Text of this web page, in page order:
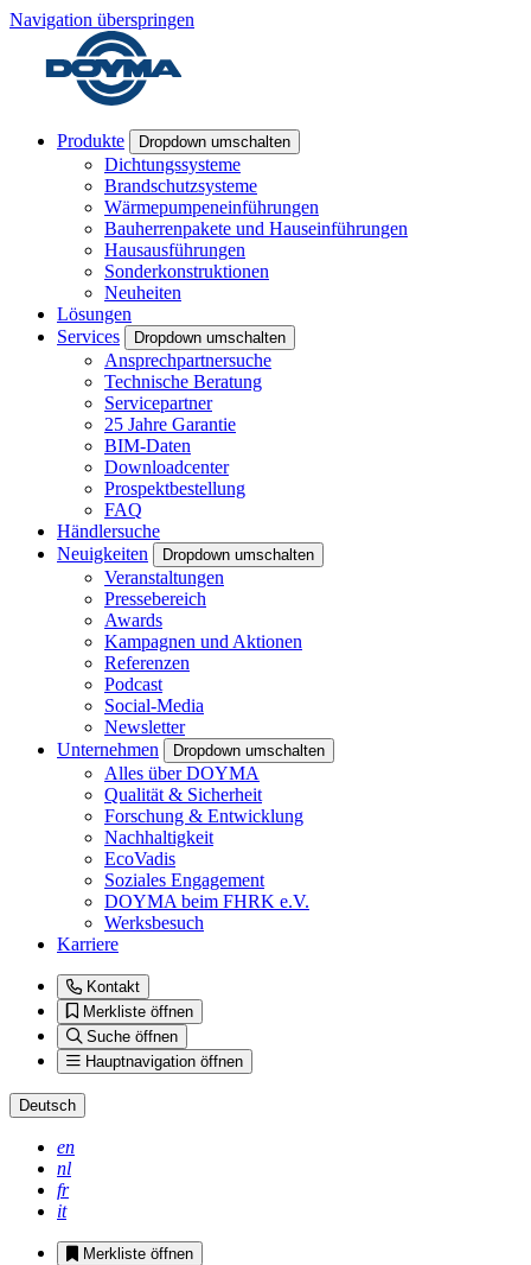
Navigation überspringen
Produkte Dropdown umschalten
Dichtungssysteme
Brandschutzsysteme
Wärmepumpeneinführungen
Bauherrenpakete und Hauseinführungen
Hausausführungen
Sonderkonstruktionen
Neuheiten
Lösungen
Services
Dropdown umschalten
Ansprechpartnersuche
Technische Beratung
Servicepartner
25 Jahre Garantie
BIM-Daten
Downloadcenter
Prospektbestellung
FAQ
Händlersuche
Neuigkeiten
Dropdown umschalten
Veranstaltungen
Pressebereich
Awards
Kampagnen und Aktionen
Referenzen
Podcast
Social-Media
Newsletter
Unternehmen
Dropdown umschalten
Alles über DOYMA
Qualität & Sicherheit
Forschung & Entwicklung
Nachhaltigkeit
EcoVadis
Soziales Engagement
DOYMA beim FHRK e.V.
Werksbesuch
Karriere
Kontakt
Merkliste öffnen
Suche öffnen
Hauptnavigation öffnen
Deutsch
en
nl
fr
it
Merkliste öffnen